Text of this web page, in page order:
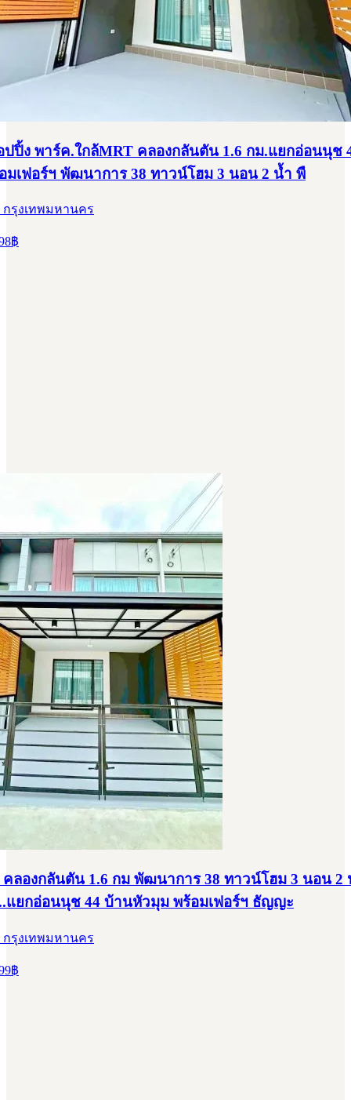
ปิ้ง พาร์ค.ใกล้MRT คลองกลันตัน 1.6 กม.แยกอ่อนนุช
มเฟอร์ฯ พัฒนาการ 38 ทาวน์โฮม 3 นอน 2 น้ำ พื
กรุงเทพมหานคร
฿
คลองกลันตัน 1.6 กม พัฒนาการ 38 ทาวน์โฮม 3 นอน 2
แยกอ่อนนุช 44 บ้านหัวมุม พร้อมเฟอร์ฯ ธัญญะ
กรุงเทพมหานคร
฿